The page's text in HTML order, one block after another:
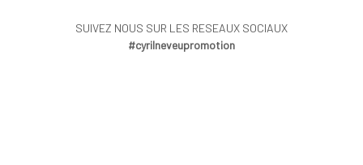
SUIVEZ NOUS SUR LES RESEAUX SOCIAUX
#cyrilneveupromotion